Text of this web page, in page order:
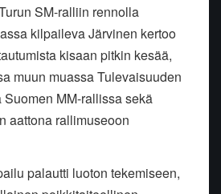
SM-ralliin rennolla
kilpaileva Järvinen kertoo
kisaan pitkin kesää,
muun muassa Tulevaisuuden
MM-rallissa sekä
aattona rallimuseoon
palautti luoton tekemiseen,